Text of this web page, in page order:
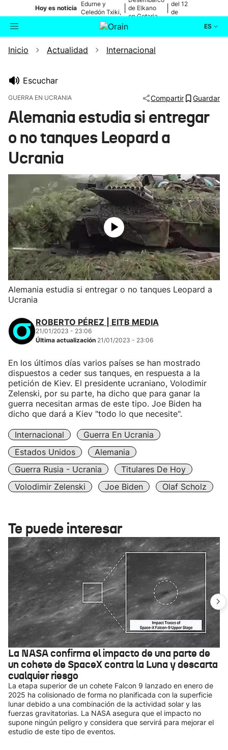
Hoy es noticia
Edurne y
Celedón Txiki,
en directo
de Elkano
en Getaria
del 12
de
ES
Buscador Actualidad
Ikusmiran
Inicio Actualidad Internacional
Escuchar
GUERRA EN UCRANIA Compartir Guardar
Alemania estudia si entregar
o no tanques Leopard a
Ucrania
Alemania estudia si entregar o no tanques Leopard a
Ucrania
ROBERTO PÉREZ | EITB MEDIA
21/01/2023 - 23:06
Última actualización 21/01/2023 - 23:06
En los últimos días varios países se han mostrado
dispuestos a ceder sus tanques, en respuesta a la
petición de Kiev. El presidente ucraniano, Volodimir
Zelenski, por su parte, ha dicho que para ganar la
guerra necesitan armas de este tipo. Joe Biden ha
dicho que dará a Kiev "todo lo que necesite".
Internacional
Guerra En Ucrania
Estados Unidos
Alemania
Guerra Rusia - Ucrania
Titulares De Hoy
Volodimir Zelenski
Joe Biden Olaf Scholz
Te puede interesar
La NASA confirma el impacto de una parte de
un cohete de SpaceX contra la Luna y descarta
cualquier riesgo
La etapa superior de un cohete Falcon 9 lanzado en enero de
2025 ha colisionado de forma no planificada con la superficie
lunar debido a una combinación de la actividad solar y las
fuerzas gravitatorias. La NASA asegura que el impacto no
supone ningún peligro y considera que servirá para mejorar el
estudio de este tipo de eventos.